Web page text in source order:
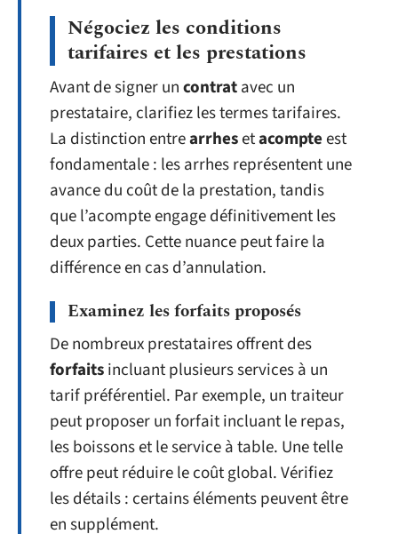
Négociez les conditions
tarifaires et les prestations
Avant de signer uncontratavec un
prestataire, clarifiez les termes tarifaires.
La distinction entrearrhesetacompteest
fondamentale : les arrhes représentent une
avance du coût de la prestation, tandis
que l’acompte engage définitivement les
deux parties. Cette nuance peut faire la
différence en cas d’annulation.
Examinez les forfaits proposés
De nombreux prestataires offrent des
forfaitsincluant plusieurs services à un
tarif préférentiel. Par exemple, un traiteur
peut proposer un forfait incluant le repas,
les boissons et le service à table. Une telle
offre peut réduire le coût global. Vérifiez
les détails : certains éléments peuvent être
en supplément.